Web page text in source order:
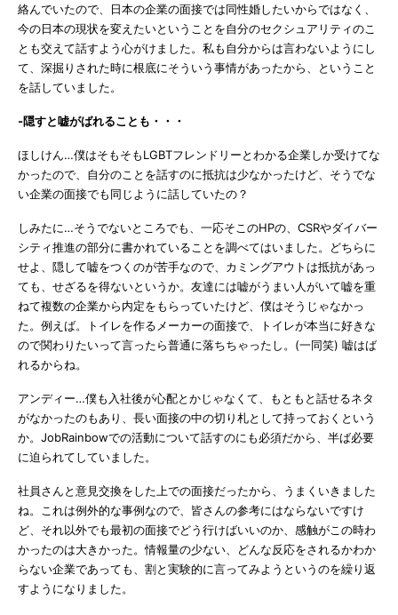
絡んでいたので、日本の企業の面接では同性婚したいからではなく、
今の日本の現状を変えたいということを自分のセクシュアリティのこ
とも交えて話すよう心がけました。私も自分からは言わないようにし
て、深掘りされた時に根底にそういう事情があったから、ということ
を話していました。
-隠すと嘘がばれることも・・・
ほしけん…僕はそもそもLGBTフレンドリーとわかる企業しか受けてな
かったので、自分のことを話すのに抵抗は少なかったけど、そうでな
い企業の面接でも同じように話していたの？
しみたに…そうでないところでも、一応そこのHPの、CSRやダイバー
シティ推進の部分に書かれていることを調べてはいました。どちらに
せよ、隠して嘘をつくのが苦手なので、カミングアウトは抵抗があっ
ても、せざるを得ないというか。友達には嘘がうまい人がいて嘘を重
ねて複数の企業から内定をもらっていたけど、僕はそうじゃなかっ
た。例えば。トイレを作るメーカーの面接で、トイレが本当に好きな
ので関わりたいって言ったら普通に落ちちゃったし。(一同笑) 嘘はば
れるからね。
アンディー…僕も入社後が心配とかじゃなくて、もともと話せるネタ
がなかったのもあり、長い面接の中の切り札として持っておくという
か。JobRainbowでの活動について話すのにも必須だから、半ば必要
に迫られてしていました。
社員さんと意見交換をした上での面接だったから、うまくいきました
ね。これは例外的な事例なので、皆さんの参考にはならないですけ
ど、それ以外でも最初の面接でどう行けばいいのか、感触がこの時わ
かったのは大きかった。情報量の少ない、どんな反応をされるかわか
らない企業であっても、割と実験的に言ってみようというのを繰り返
すようになりました。